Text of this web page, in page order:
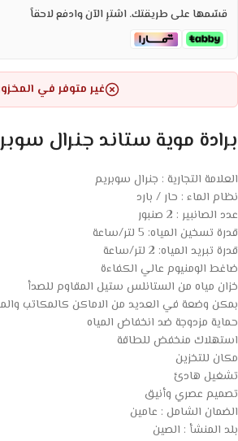
قسّمها على طريقتك. اشترِ الآن وادفع لاحقاً
غير متوفر في
برادة موية ستاند جنرال
العلامة التجارية : جنرال سوبريم
نظام الماء : حار / بارد
عدد الصانبير : 2 صنبور
قدرة تسخين المياه: 5 لتر/ساعة
قدرة تبريد المياه: 2 لتر/ساعة
ضاغط الومنيوم عالي الكفاءة
خزان مياه من الستانلس ستيل المقاوم للصدأ
بمكن وضعة في العديد من الاماكن كالمكاتب
حماية مزدوجة ضد انخفاض المياه
استهلاك منخفض للطاقة
مكان للتخزين
تشغيل هادئ
تصميم عصري وأنيق
الضمان الشامل : عامين
بلد المنشأ : الصين